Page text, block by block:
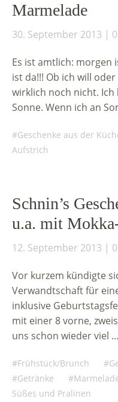
Marmelade
30. September 2013
Es ist amtlich: morgen
ist da!!! Ob ich will
wirklich noch nicht.
Sonne. Wenn ich an
Geschenke aus der
Aufstrich
Schnin’s
u.a. mit
12. September 2013
Vor kurzem kündigte
Verwandtschaft für
inklusive
mit einer 8 vorne,
uns schon wieder viel …
Frühstück/Brunch
Getränke
Süßes und Pralinen